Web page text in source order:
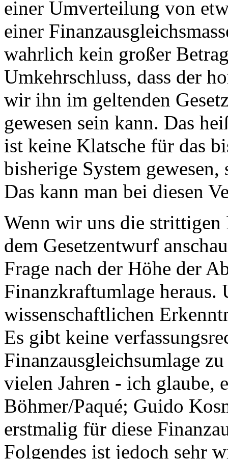
einer Umverteilung von
einer
wahrlich kein großer
Umkehrschluss, dass der
wir ihn im geltenden
gewesen sein kann. Das
ist keine Klatsche für das
bisherige System
Das kann man bei diesen
Wenn wir uns die
dem Gesetzentwurf
Frage nach der Höhe der
Finanzkraftumlage heraus.
wissenschaftlichen
Es gibt keine
Finanzausgleichsumlage
vielen Jahren - ich glaube,
Böhmer/Paqué; Guido
erstmalig für diese
Folgendes ist jedoch sehr